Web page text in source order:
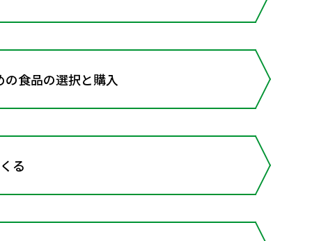
食品の選択と購入
る